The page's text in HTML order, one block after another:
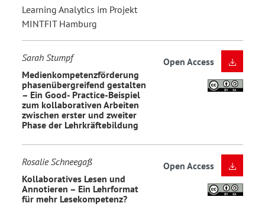
Learning Analytics im Projekt
MINTFIT Hamburg
Sarah Stumpf
Medienkompetenzförderung
phasenübergreifend gestalten
– Ein Good- Practice-Beispiel
zum kollaborativen Arbeiten
zwischen erster und zweiter
Phase der Lehrkräftebildung
Open Access
Rosalie Schneegaß
Kollaboratives Lesen und
Annotieren – Ein Lehrformat
für mehr Lesekompetenz?
Open Access